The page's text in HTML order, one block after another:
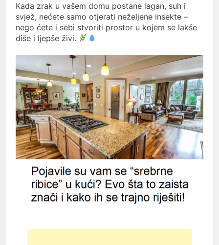
Kada zrak u vašem domu postane lagan, suh i
svjež, nećete samo otjerati neželjene insekte –
nego ćete i sebi stvoriti prostor u kojem se lakše
diše i ljepše živi.